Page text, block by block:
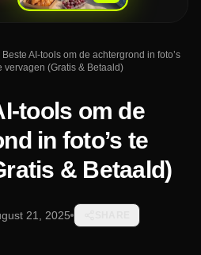
Beste AI-tools om de achtergrond in foto’s
vervagen (Gratis & Betaald)
tools om de
in foto’s te
& Betaald)
21, 2025